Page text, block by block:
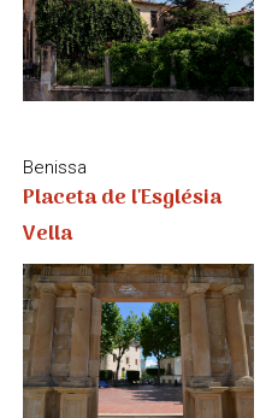
Sanet i els Negrals
Plaça del Crist